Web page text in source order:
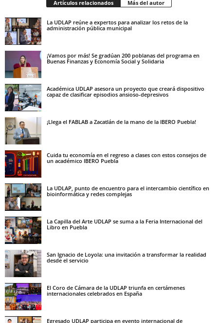
Artículos relacionados Más del autor
La UDLAP reúne a expertos para analizar los retos de la
administración pública municipal
¡Vamos por más! Se gradúan 200 poblanas del programa en
Buenas Finanzas y Economía Social y Solidaria
Académica UDLAP asesora un proyecto que creará dispositivo
capaz de clasificar episodios ansioso-depresivos
¡Llega el FABLAB a Zacatlán de la mano de la IBERO Puebla!
Cuida tu economía en el regreso a clases con estos consejos de
un académico IBERO Puebla
La UDLAP, punto de encuentro para el intercambio científico en
bioinformática y redes complejas
La Capilla del Arte UDLAP se suma a la Feria Internacional del
Libro en Puebla
San Ignacio de Loyola: una invitación a transformar la realidad
desde el servicio
El Coro de Cámara de la UDLAP triunfa en certámenes
internacionales celebrados en España
Egresado UDLAP participa en evento internacional de